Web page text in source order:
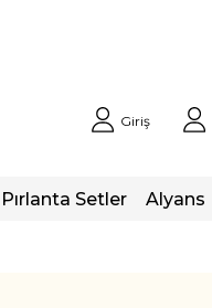
Giriş
Pırlanta Setler Alyans